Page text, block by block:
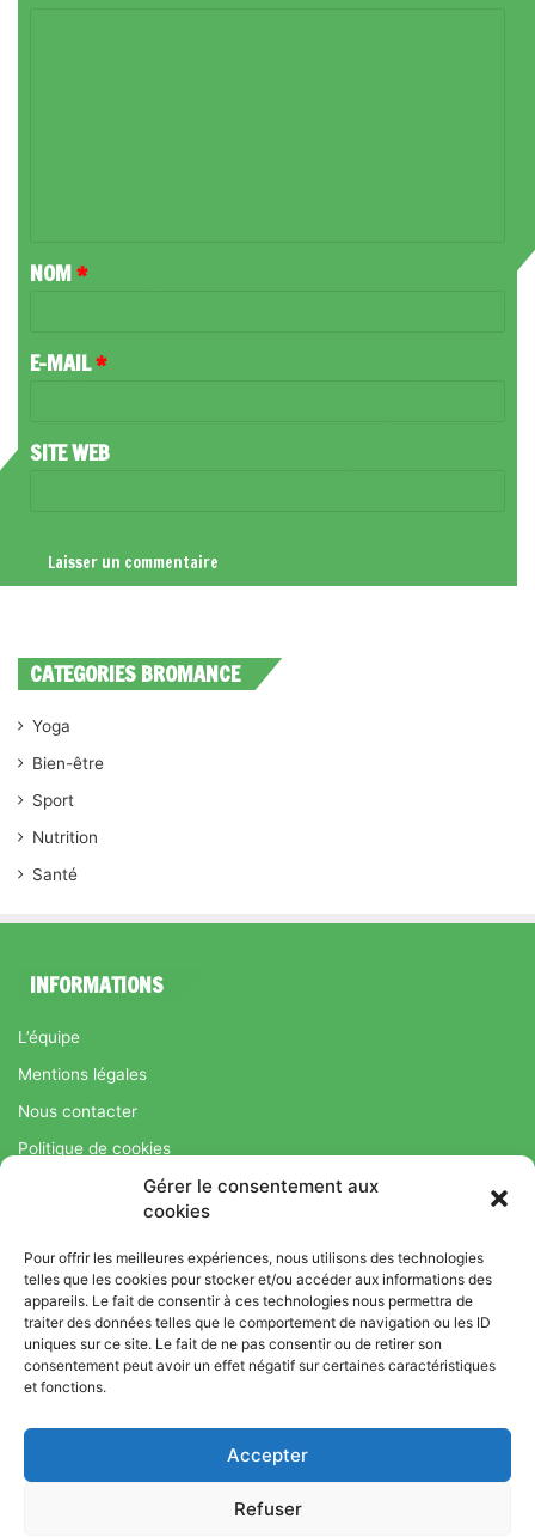
Gérer le consentement aux
cookies
Pour offrir les meilleures expériences, nous utilisons des technologies
telles que les cookies pour stocker et/ou accéder aux informations des
appareils. Le fait de consentir à ces technologies nous permettra de
traiter des données telles que le comportement de navigation ou les ID
uniques sur ce site. Le fait de ne pas consentir ou de retirer son
consentement peut avoir un effet négatif sur certaines caractéristiques
et fonctions.
Accepter
Refuser
A
R
NOM*
E-MAIL*
SITE WEB
CATEGORIES BROMANCE
Yoga
Bien-être
Sport
Nutrition
Santé
INFORMATIONS
L’équipe
Mentions légales
Nous contacter
Politique de cookies
Régime Savoir Maigrir.fr : La méthode Jean-Michel Cohen pour
une perte de poids durable
© Copyright 2026, Tous droits réservés |Bromance
Bien-Être : Yoga, Bien-être, Nutrition et Sport
L’équipe
Régime Savoir Maigrir.fr : La méthode Jean-Michel Cohen pour
une perte de poids durable